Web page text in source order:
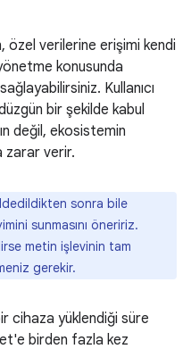
özel verilerine erişimi kendi
konusunda
Kullanıcı
bir şekilde kabul
değil, ekosistemin
zarar verir.
sonra bile
sunmasını öneririz.
metin işlevinin tam
gerekir.
cihaza yüklendiği süre
birden fazla kez